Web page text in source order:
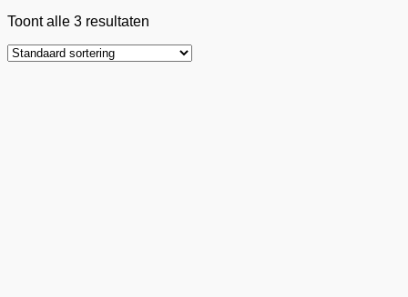
Toont alle 3 resultaten